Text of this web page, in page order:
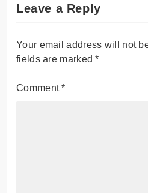
Leave a Reply
Your email address will not
fields are marked*
Comment*